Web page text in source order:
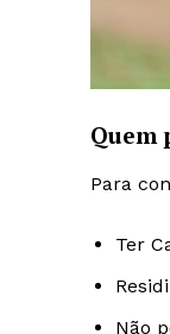
Quem
Para
Ter
Não